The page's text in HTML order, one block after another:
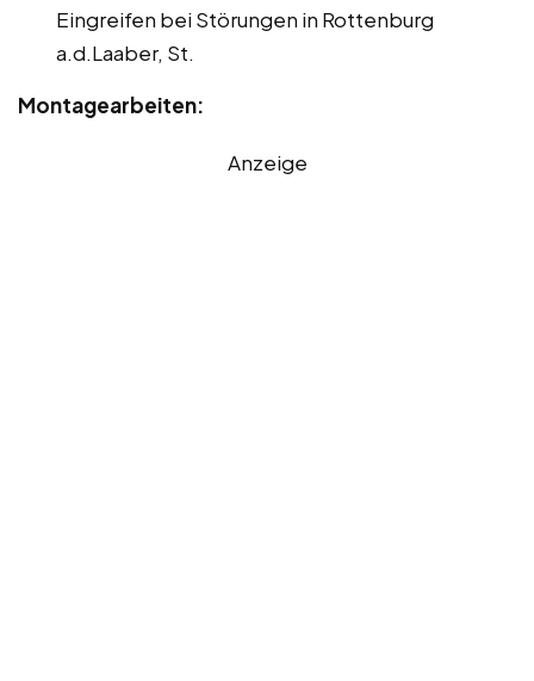
Eingreifen bei Störungen in Rottenburg
a.d.Laaber, St.
Montagearbeiten:
Anzeige